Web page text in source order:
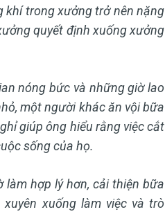
khí trong xưởng trở nên nặng
quyết định xuống xưởng
nóng bức và những giờ lao
một người khác ăn vội bữa
giúp ông hiểu rằng việc cắt
sống của họ.
làm hợp lý hơn, cải thiện bữa
xuống làm việc và trò